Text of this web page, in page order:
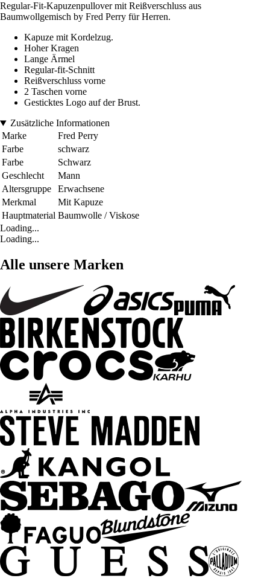
Regular-Fit-Kapuzenpullover mit Reißverschluss aus
Baumwollgemisch by Fred Perry für Herren.
Kapuze mit Kordelzug.
Hoher Kragen
Lange Ärmel
Regular-fit-Schnitt
Reißverschluss vorne
2 Taschen vorne
Gesticktes Logo auf der Brust.
Zusätzliche Informationen
Marke
Fred Perry
Farbe
schwarz
Farbe
Schwarz
Geschlecht
Mann
Altersgruppe
Erwachsene
Merkmal
Mit Kapuze
Hauptmaterial Baumwolle / Viskose
Loading...
Loading...
Alle unsere Marken